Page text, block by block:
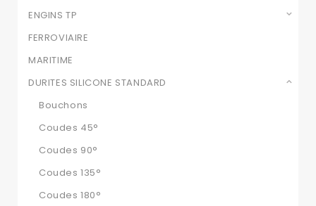
ENGINS TP
FERROVIAIRE
MARITIME
DURITES SILICONE STANDARD
Bouchons
Coudes 45°
Coudes 90°
Coudes 135°
Coudes 180°